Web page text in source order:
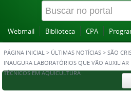
Webmail Biblioteca CPA
PÁGINA INICIAL > ÚLTIMAS NOTÍCIAS > SÃO
INAUGURA LABORATÓRIOS QUE VÃO
TÉCNICOS EM AQUICULTURA